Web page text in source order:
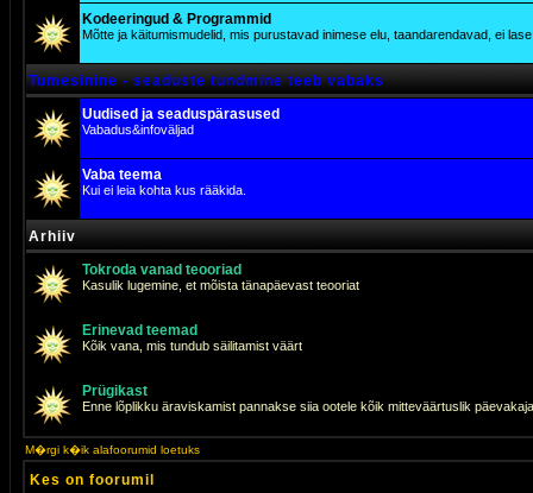
Kodeeringud & Programmid
Mõtte ja käitumismudelid, mis purustavad inimese elu, taandarendavad, ei
Tumesinine - seaduste tundmine teeb vabaks
Uudised ja seaduspärasused
Vabadus&infoväljad
Vaba teema
Kui ei leia kohta kus rääkida.
Arhiiv
Tokroda vanad teooriad
Kasulik lugemine, et mõista tänapäevast teooriat
Erinevad teemad
Kõik vana, mis tundub säilitamist väärt
Prügikast
Enne lõplikku äraviskamist pannakse siia ootele kõik mitteväärtuslik
M�rgi k�ik alafoorumid loetuks
Kes on foorumil